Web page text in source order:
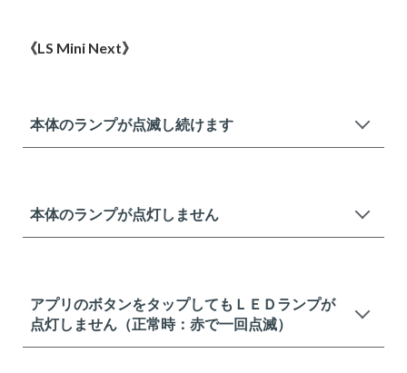
《LS Mini Next》
本体のランプが点滅し続けます
本体のランプが点灯しません
アプリのボタンをタップしてもＬＥＤランプが
点灯しません（正常時：赤で一回点滅）